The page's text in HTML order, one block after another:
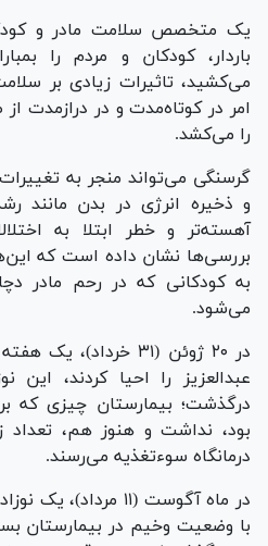
یک متخصص سلامت مادر و
باردار، کودکان و مردم را
می‌کشید، تاثیرات زیادی بر
امر در کوتاه‌مدت و در درازمدت
را می‌کشد.
گرسنگی می‌تواند منجر به
و ذخیره انرژی در بدن مانند
آهسته‌تر و خطر ابتلا به
بررسی‌ها نشان داده است که
به کودکانی که در رحم مادر
می‌شود.
در ۲۰ ژوئن (۳۱
عبدالعزیز را احیا کردند،
درگذشت؛ بیمارستان چیزی که
بود، نداشت و هنوز هم، تعداد
درمانگاه سوءتغذیه می‌رسند.
در ماه آگوست (۱۱
با وضعیت وخیم در بیمارستان